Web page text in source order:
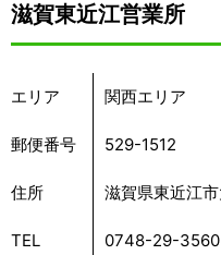
滋賀東近江営業所
エリア 関西エリア
郵便番号 529-1512
住所 滋賀県東近江
TEL 0748-29-3560